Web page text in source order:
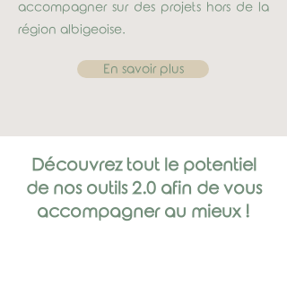
accompagner sur des projets hors de la
région albigeoise.
En savoir plus
Découvrez tout le potentiel
de nos outils 2.0 afin de vous
accompagner au mieux !